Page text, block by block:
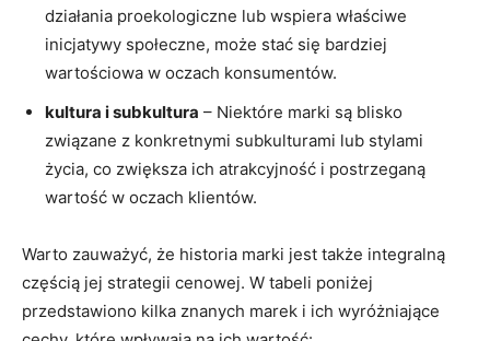
działania proekologiczne⁤ lub wspiera⁣ właściwe
inicjatywy⁤ społeczne, może stać się bardziej‍
wartościowa w oczach konsumentów.
kultura i subkultura – Niektóre marki⁢ są blisko
związane z konkretnymi ‌subkulturami lub‍ stylami⁢
życia, co zwiększa ich atrakcyjność ‌i postrzeganą
wartość w ⁢oczach klientów.
Warto zauważyć, że historia ‌marki jest także​ integralną
częścią jej​ strategii cenowej.⁣ W tabeli poniżej⁣
przedstawiono kilka znanych marek i​ ich⁣ wyróżniające